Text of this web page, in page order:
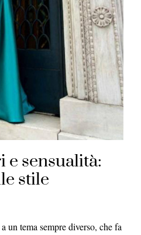
e sensualità:
stile
un tema sempre diverso, che fa